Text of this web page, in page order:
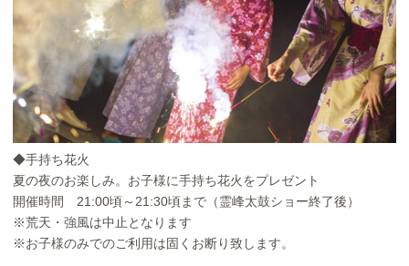
◆手持ち花火
夏の夜のお楽しみ。お子様に手持ち花火をプレゼント
開催時間 21:00頃～21:30頃まで（霊峰太鼓ショー終了後）
※荒天・強風は中止となります
※お子様のみでのご利用は固くお断り致します。